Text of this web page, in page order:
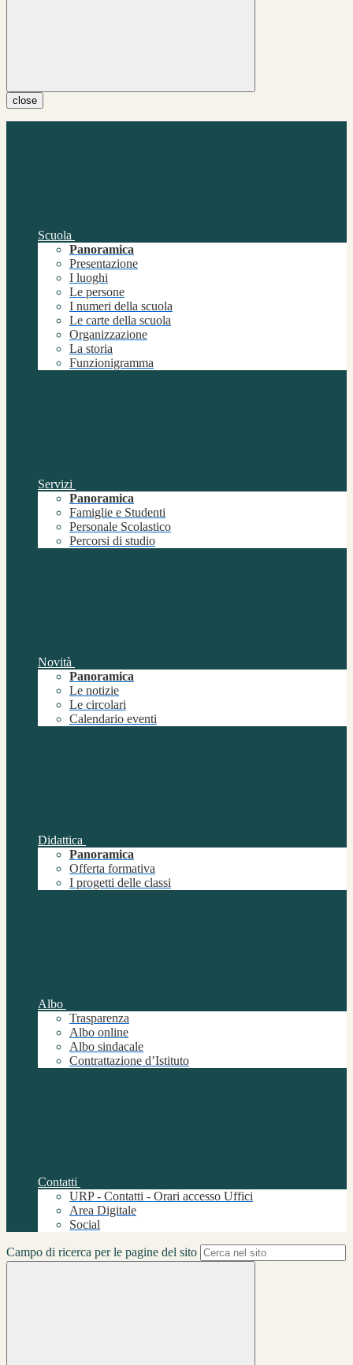
close
Scuola
Panoramica
Presentazione
I luoghi
Le persone
I numeri della scuola
Le carte della scuola
Organizzazione
La storia
Funzionigramma
Servizi
Panoramica
Famiglie e Studenti
Personale Scolastico
Percorsi di studio
Novità
Panoramica
Le notizie
Le circolari
Calendario eventi
Didattica
Panoramica
Offerta formativa
I progetti delle classi
Albo
Trasparenza
Albo online
Albo sindacale
Contrattazione d’Istituto
Contatti
URP - Contatti - Orari accesso Uffici
Area Digitale
Social
Campo di ricerca per le pagine del sito